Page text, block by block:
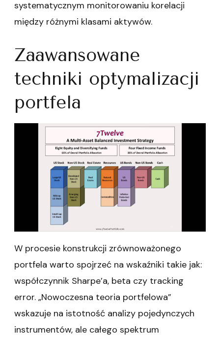
systematycznym monitorowaniu korelacji
między różnymi klasami aktywów.
Zaawansowane
techniki optymalizacji
portfela
W procesie konstrukcji zrównoważonego
portfela warto spojrzeć na wskaźniki takie jak:
współczynnik Sharpe’a, beta czy tracking
error. „Nowoczesna teoria portfelowa”
wskazuje na istotność analizy pojedynczych
instrumentów, ale całego spektrum